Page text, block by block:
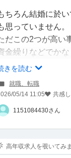
ちろん結婚に於
思っていません。
だこの2つが高い
金繰りなどでかな
先は大都市圏で
ボーナスがかなり
した。
かし、SNSでは
した時に結婚が
きを読む
就職、転職
05/14 11:05
共感し
1151084430さん
高年収求人を覗いてみ